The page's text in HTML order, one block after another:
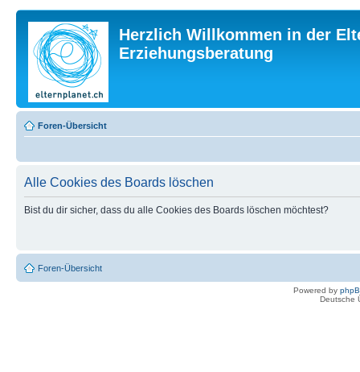
Herzlich Willkommen in der
Erziehungsberatung
Foren-Übersicht
Alle Cookies des Boards löschen
Bist du dir sicher, dass du alle Cookies des Boards löschen möchtest?
Foren-Übersicht
Powered by
Deutsche